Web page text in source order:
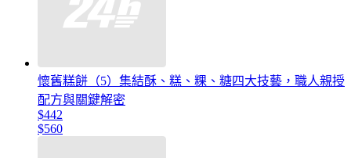
懷舊糕餅（5）集結酥、糕、粿、糖四大技藝，職人親授
配方與關鍵解密
$442
$560